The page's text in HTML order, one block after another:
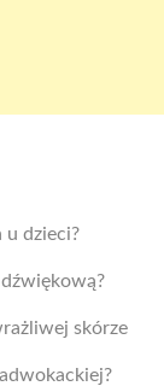
u dzieci?
skórze